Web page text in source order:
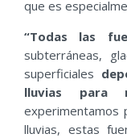
que es
“Todas las
subterráneas,
superficiales
lluvias para
experimentamos
lluvias, estas